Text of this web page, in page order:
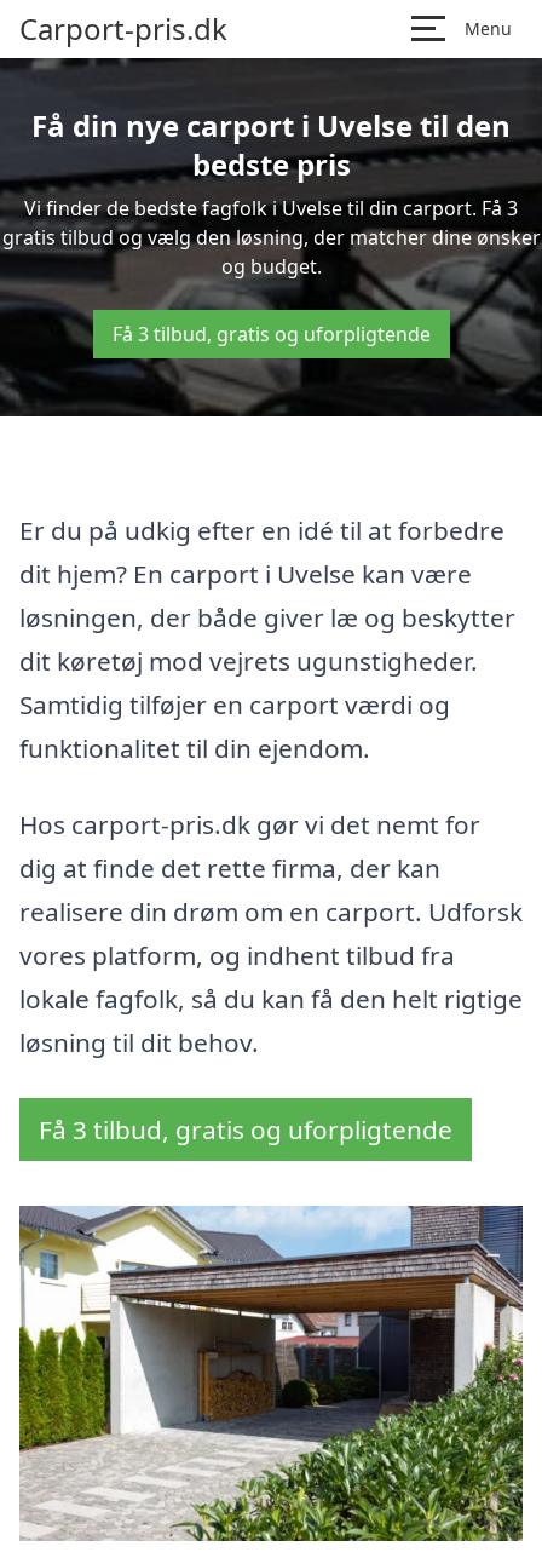
Carport-pris.dk Menu
Få din nye carport i Uvelse til den
bedste pris
Vi finder de bedste fagfolk i Uvelse til din carport. Få 3
gratis tilbud og vælg den løsning, der matcher dine ønsker
og budget.
Få 3 tilbud, gratis og uforpligtende
Er du på udkig efter en idé til at forbedre
dit hjem? En carport i Uvelse kan være
løsningen, der både giver læ og beskytter
dit køretøj mod vejrets ugunstigheder.
Samtidig tilføjer en carport værdi og
funktionalitet til din ejendom.
Hos carport-pris.dk gør vi det nemt for
dig at finde det rette firma, der kan
realisere din drøm om en carport. Udforsk
vores platform, og indhent tilbud fra
lokale fagfolk, så du kan få den helt rigtige
løsning til dit behov.
Få 3 tilbud, gratis og uforpligtende